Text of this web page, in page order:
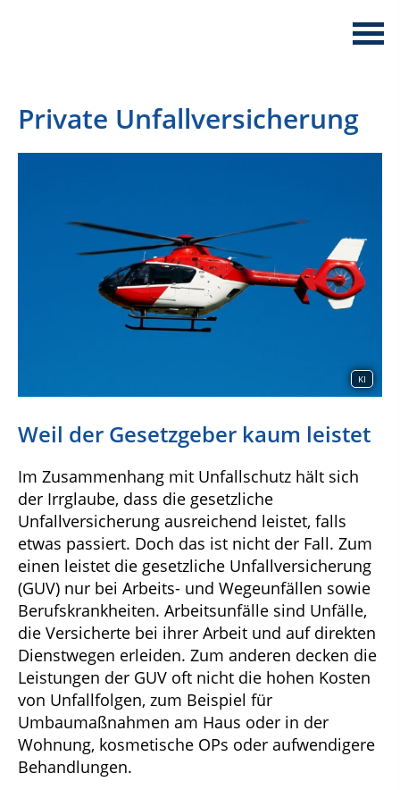
Private Unfallversicherung
KI
Weil der Gesetzgeber kaum leistet
Im Zusammenhang mit Unfallschutz hält sich
der Irrglaube, dass die gesetzliche
Unfallversicherung ausreichend leistet, falls
etwas passiert. Doch das ist nicht der Fall. Zum
einen leistet die gesetzliche Unfallversicherung
(GUV) nur bei Arbeits- und Wegeunfällen sowie
Berufskrankheiten. Arbeitsunfälle sind Unfälle,
die Versicherte bei ihrer Arbeit und auf direkten
Dienstwegen erleiden. Zum anderen decken die
Leistungen der GUV oft nicht die hohen Kosten
von Unfallfolgen, zum Beispiel für
Umbaumaßnahmen am Haus oder in der
Wohnung, kosmetische OPs oder aufwendigere
Behandlungen.